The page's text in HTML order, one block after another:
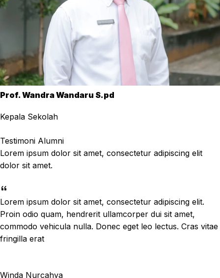
Prof. Wandra Wandaru S.pd
Kepala Sekolah
Testimoni Alumni
Lorem ipsum dolor sit amet, consectetur adipiscing elit
dolor sit amet.
Lorem ipsum dolor sit amet, consectetur adipiscing elit.
Proin odio quam, hendrerit ullamcorper dui sit amet,
commodo vehicula nulla. Donec eget leo lectus. Cras vitae
fringilla erat
Winda Nurcahya